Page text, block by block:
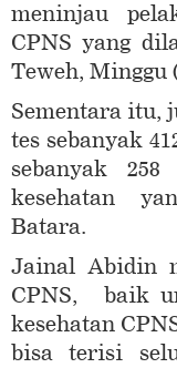
meninjau
CPNS yang
Teweh, Minggu
Sementara itu,
tes sebanyak
sebanyak
kesehatan
Batara.
Jainal Abidin
CPNS, baik
kesehatan
bisa terisi